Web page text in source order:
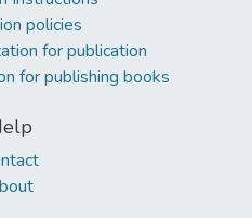
policies
for publication
for publishing books